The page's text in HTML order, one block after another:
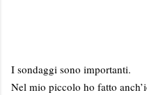
I sondaggi sono importanti.
Nel mio piccolo ho fatto